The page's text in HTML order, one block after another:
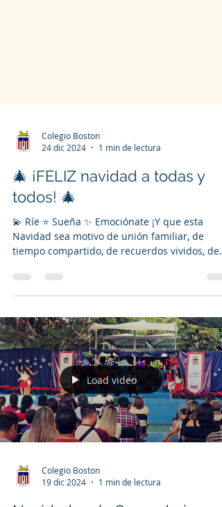
24 dic 2024
1 min de lectura
🎄 ¡FELIZ navidad a todas y
todos! 🎄
💫 Ríe ⭐️ Sueña ✨️ Emociónate ¡Y que esta
tiempo compartido, de recuerdos vividos, de
paz,...
Load video